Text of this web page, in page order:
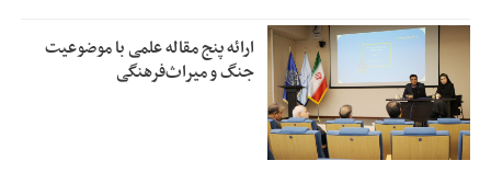
ارائه پنج مقاله علمی با موضوعیت
جنگ و میراث‌فرهنگی